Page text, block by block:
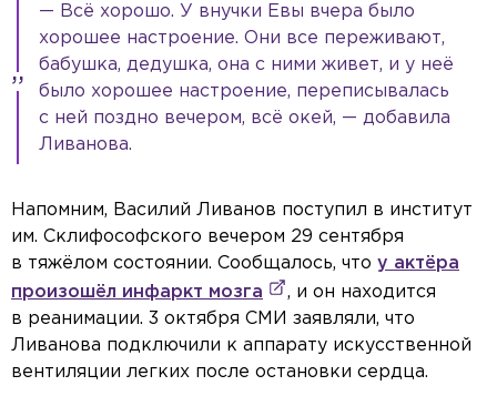
— Всё хорошо. У внучки Евы вчера было
хорошее настроение. Они все переживают,
бабушка, дедушка, она с ними живет, и у неё
было хорошее настроение, переписывалась
с ней поздно вечером, всё окей, — добавила
Ливанова.
Напомним, Василий Ливанов поступил в институт
им. Склифософского вечером 29 сентября
в тяжёлом состоянии. Сообщалось, что у актёра
произошёл инфаркт мозга
, и он находится
в реанимации. 3 октября СМИ заявляли, что
Ливанова подключили к аппарату искусственной
вентиляции легких после остановки сердца.